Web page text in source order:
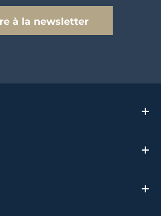
à la newsletter